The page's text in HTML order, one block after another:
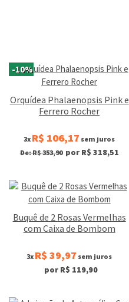
-10%
Orquídea Phalaenopsis Pink e
Ferrero Rocher
3x R$ 106,17 sem juros
De: R$ 353,90 por R$ 318,51
Buquê de 2 Rosas Vermelhas
com Caixa de Bombom
3x R$ 39,97 sem juros
por R$ 119,90